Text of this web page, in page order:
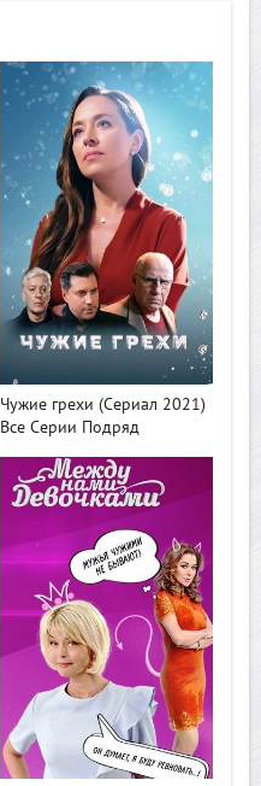
Чужие грехи (Сериал 2021)
Все Серии Подряд
>